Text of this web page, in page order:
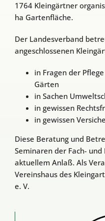
1764 Kleingärtner
ha Gartenfläche.
Der Landesverband
angeschlossenen
in Fragen der
Gärten
in Sachen
in gewissen
in gewissen
Diese Beratung und
Seminaren der Fach-
aktuellem Anlaß. Als
Vereinshaus des
e. V.